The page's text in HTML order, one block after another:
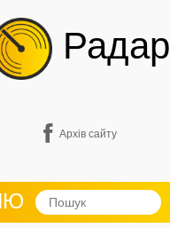
Радар
Архів сайту